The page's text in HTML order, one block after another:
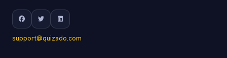
support@quizado.com